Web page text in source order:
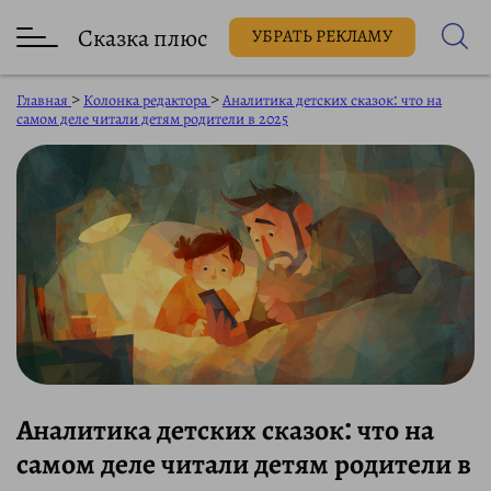
Сказка плюс УБРАТЬ РЕКЛАМУ
Главная > Колонка редактора >Аналитика детских сказок: что на
самом деле читали детям родители в 2025
Аналитика детских сказок: что на
самом деле читали детям родители в